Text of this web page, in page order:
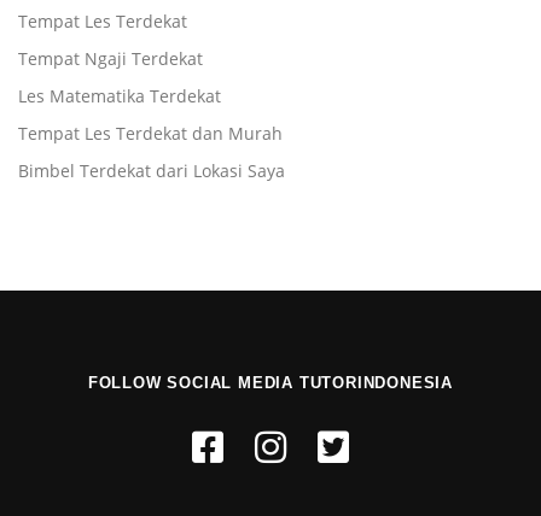
Tempat Les Terdekat
Tempat Ngaji Terdekat
Les Matematika Terdekat
Tempat Les Terdekat dan Murah
Bimbel Terdekat dari Lokasi Saya
FOLLOW SOCIAL MEDIA TUTORINDONESIA